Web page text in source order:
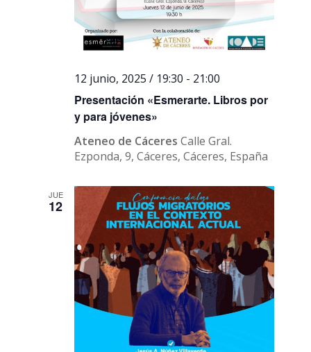
Presentación «Esmerarte. Libros por
y para jóvenes»
12 junio, 2025 / 19:30 - 21:00
Ateneo de CáceresCalle Gral.
Ezponda, 9, Cáceres, Cáceres, España
JUE
12